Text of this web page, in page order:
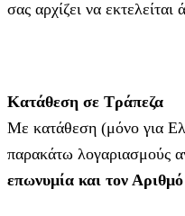
σας αρχίζει να εκτελείται
Κατάθεση σε Τράπεζα
Με κατάθεση (μόνο για
παρακάτω λογαριασμούς
επωνυμία και τον